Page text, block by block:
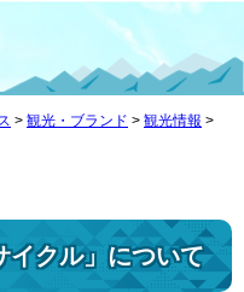
> 観光・ブランド > 観光情報 >
イクル」について